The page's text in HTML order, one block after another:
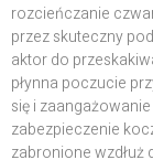
rozcieńczanie
przez skuteczny
aktor do
płynna poczucie
się i
zabezpieczenie
zabronione